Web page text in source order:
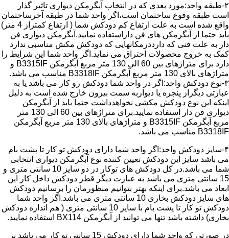
۲-طبقه واحد:مورد بعدی که در انتخاب آبگرمکن دیواری تاثیر گذار
است طبقه وقوع ساختمان است،اگر واحد شما در طبقه آخرساختمان
واقع شده است به علت ارتفاع کم دودکش شما ( ارتفاع کمتراز 4 متر)
باید حتما از آبگرمکن های فن داراستفاده نمایید.آبگرمکن دیواری فن
دار به علت فنی که دارددرمکانهایی که دودکش مکش مناسبی ندارد
کمک به خروج محصولات احتراق می نماید.اگر واحد شما این شرایط را
دارد برای متراژهای بین 60 الی 130 متر مربع آبگرمکن B3315IF و
متراژهای بالای 130 متر مربع آبگرمکن B3318IF مناسب می باشد.
۳-نوع دودکش واحد:اگر در واحد شما دودکش رو کار می باشد یا به
عبارتی دیگراز پنجره یا دیواربه سمت بیرون خارج شده است به دلیل
اینکه این نوع دودکش مکشی نخواهدداشت حتما باید از آبگرمکن
دیواری فن دار استفاده نمایید.برای متراژهای بین 60 الی 130 متر
مربع آبگرمکن B3315IF و متراژهای بالای 130 متر مربع آبگرمکن
B3318IF مناسب می باشد.
۴-سایز دودکش واحد:اگر واحد شما دارای دودکش تو کار تا پشت بام
می باشد سایز این دودکش تعیین کننده نوع آبگرمکن دیواری انتخابی
شما می باشد.در کل دودکش های توکار در دو سایز 10 سانتی متری و
15 سانتی متری می باشد به عبارت دیگر قطر دودکش داخل کار این
ابعاد می باشد.برای اینکه بهتر بتوانیم منظورمان را برسانیم دودکش
های سایز دودکش بخاری 10 سانتی متری می باشد.اگر واحد شما
دودکش تو کار تا پشت بام با سایز 10 سانتی متری ( هم اندازه دودکش
بخاری) داشته باشد تنها می توانید از آبگرمکن BX114 استفاده نمایید.
در صورتی که واحد شما دارای دودکش 15 سانتی تو کار می باشد بر